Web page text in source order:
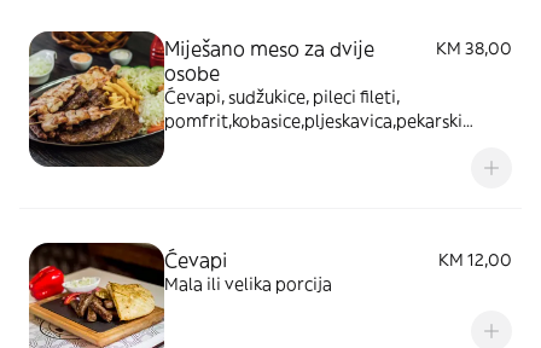
Miješano meso za dvije
osobe
KM 38,00
Ćevapi, sudžukice, pileci fileti,
pomfrit,kobasice,pljeskavica,pekarski
Ćevapi
KM 12,00
Mala ili velika porcija